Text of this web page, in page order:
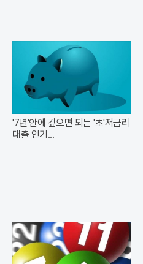
'7년'안에 갚으면 되는 '초'저금리
대출 인기...